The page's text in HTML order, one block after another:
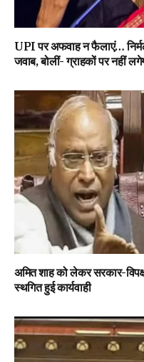
UPI पर अफवाह न फैलाएं…
जवाब, बोलीं- ग्राहकों पर नहीं
अमित शाह को लेकर सरकार-
स्थगित हुई कार्यवाही